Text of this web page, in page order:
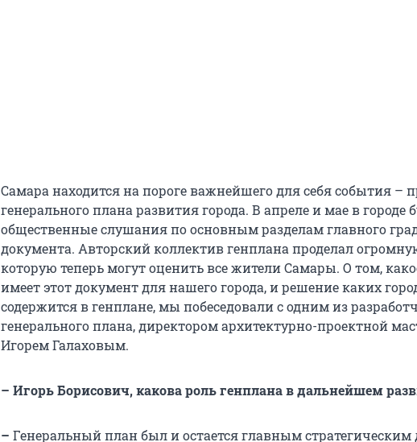
Самара находится на пороге важнейшего для себя события –
генерального плана развития города. В апреле и мае в городе
общественные слушания по основным разделам главного
документа. Авторский коллектив генплана проделал
которую теперь могут оценить все жители Самары. О том,
имеет этот документ для нашего города, и решение каких
содержится в генплане, мы побеседовали с одним из
генерального плана, директором архитектурно-проектной
Игорем Галаховым.
– Игорь Борисович, какова роль генплана в дальнейшем
– Генеральный план был и остается главным стратегическим